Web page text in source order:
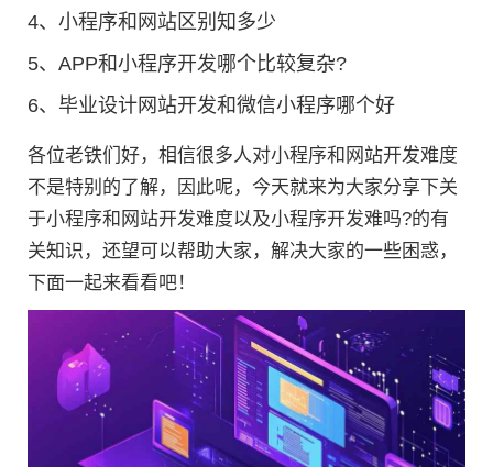
4、 小程序和网站区别知多少
5、 APP和小程序开发哪个比较复杂?
6、 毕业设计网站开发和微信小程序哪个好
各位老铁们好，相信很多人对小程序和网站开发难度
不是特别的了解，因此呢，今天就来为大家分享下关
于小程序和网站开发难度以及小程序开发难吗?的有
关知识，还望可以帮助大家，解决大家的一些困惑，
下面一起来看看吧！